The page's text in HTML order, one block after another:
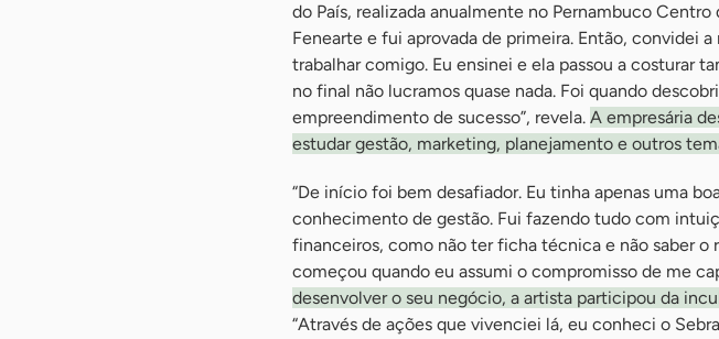
do País, realizada anualmente no Pernambuco
Fenearte e fui aprovada de primeira. Então, convidei
trabalhar comigo. Eu ensinei e ela passou a costurar
no final não lucramos quase nada. Foi quando
empreendimento de sucesso”, revela. A empresária
estudar gestão, marketing, planejamento e outros
“De início foi bem desafiador. Eu tinha apenas uma
conhecimento de gestão. Fui fazendo tudo com
financeiros, como não ter ficha técnica e não saber
começou quando eu assumi o compromisso de me
desenvolver o seu negócio, a artista participou da
“Através de ações que vivenciei lá, eu conheci o